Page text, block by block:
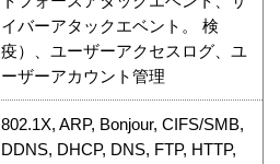
イバーアタックエベント。 検
疫）、ユーザーアクセスログ、ユ
ーザーアカウント管理
802.1X, ARP, Bonjour, CIFS/SMB,
DDNS, DHCP, DNS, FTP, HTTP,